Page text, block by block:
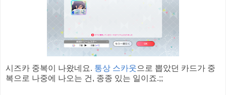
시즈카 중복이 나왔네요. 통상 스카웃으로 뽑았던 카드가 중
복으로 나중에 나오는 건, 종종 있는 일이죠.;;